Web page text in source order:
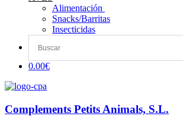
Alimentación
Snacks/Barritas
Insecticidas
0.00€
Complements Petits Animals, S.L.